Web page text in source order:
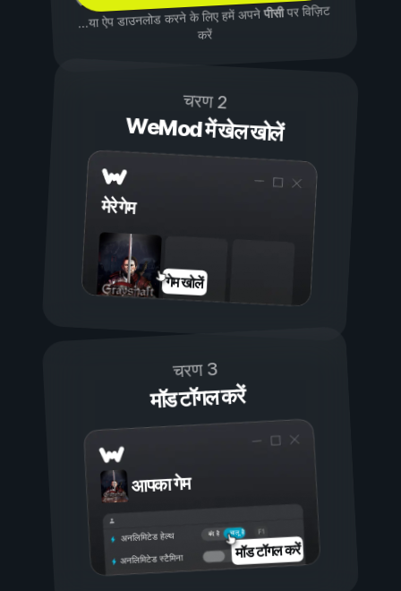
...या ऐप डाउनलोड करने के लिए हमें अपनेपीसीपर विज़िट
करें
चरण 2
WeMod में खेल खोलें
मेरे गेम
गेम खोलें
चरण 3
मॉड टॉगल करें
आपका गेम
चालू है
बंद है
अनलिमिटेड हेल्थ
अनलिमिटेड स्टैमिना मॉड टॉगल करें